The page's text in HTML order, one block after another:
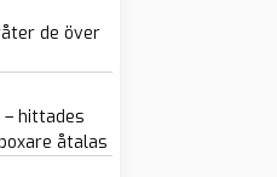
de över
– hittades
åtalas